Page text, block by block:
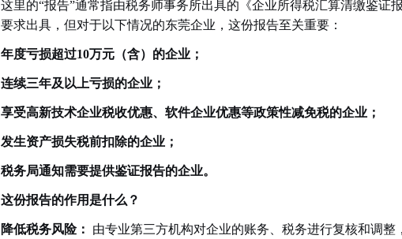
这里的“报告”通常指由税务师事务所出具的《企业所得税汇算清缴鉴证
要求出具，但对于以下情况的东莞企业，这份报告至关重要：
年度亏损超过10万元（含）的企业；
连续三年及以上亏损的企业；
享受高新技术企业税收优惠、软件企业优惠等政策性减免税的企业；
发生资产损失税前扣除的企业；
税务局通知需要提供鉴证报告的企业。
这份报告的作用是什么？
降低税务风险：
由专业第三方机构对企业的账务、税务进行复核和调